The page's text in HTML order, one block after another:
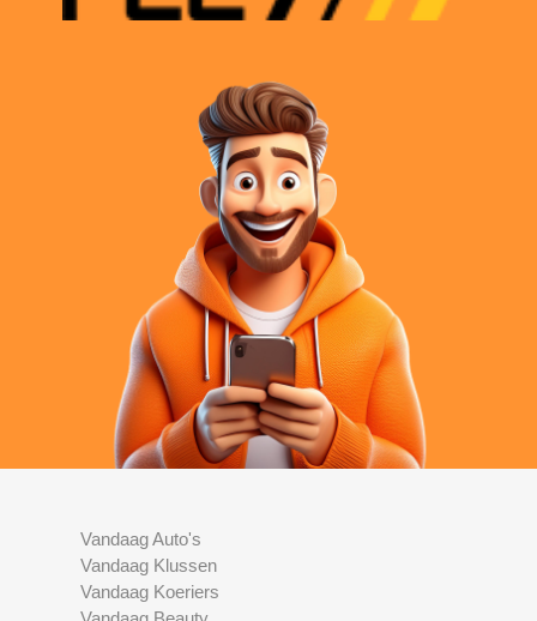
Vandaag Auto's
Vandaag Klussen
Vandaag Koeriers